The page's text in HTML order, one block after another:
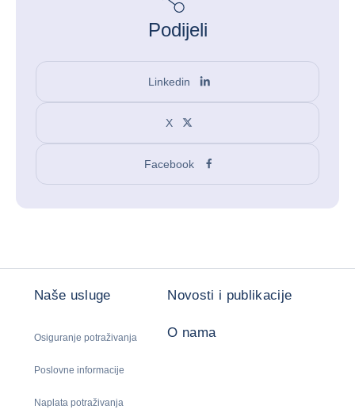
Podijeli
Linkedin
X
Facebook
Naše usluge
Osiguranje potraživanja
Poslovne informacije
Naplata potraživanja
Novosti i publikacije
O nama